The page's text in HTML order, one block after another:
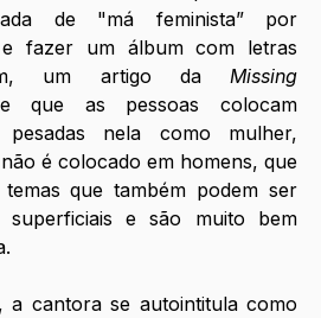
de "má feminista” por
e fazer um álbum com letras
um artigo da Missing
que as pessoas colocam
pesadas nela como mulher,
é colocado em homens, que
que também podem ser
superficiais e são muito bem
a cantora se autointitula como